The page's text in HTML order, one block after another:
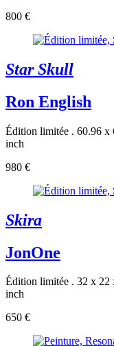
800 €
Star Skull
Ron English
Édition limitée . 60.96 x
inch
980 €
Skira
JonOne
Édition limitée . 32 x 22
inch
650 €